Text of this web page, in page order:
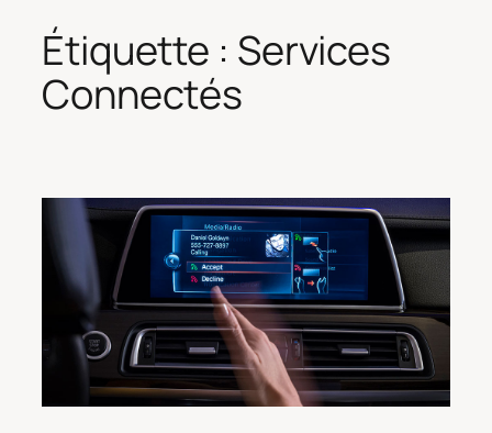
Étiquette : Services
Connectés